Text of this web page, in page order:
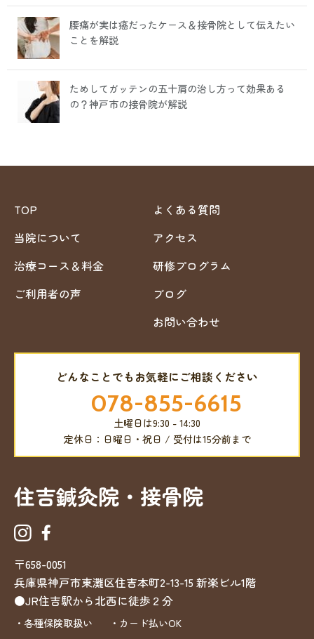
腰痛が実は癌だったケース＆接骨院として伝えたい
ことを解説
ためしてガッテンの五十肩の治し方って効果ある
の？神戸市の接骨院が解説
TOP
当院について
治療コース＆料金
ご利用者の声
よくある質問
アクセス
研修プログラム
ブログ
お問い合わせ
どんなことでもお気軽にご相談ください
078-855-6615
土曜日は9:30 - 14:30
定休日：日曜日・祝日 / 受付は15分前まで
住吉鍼灸院・接骨院
〒658-0051
兵庫県神戸市東灘区住吉本町2-13-15 新楽ビル1階
●JR住吉駅から北西に徒歩２分
・各種保険取扱い ・カード払いOK